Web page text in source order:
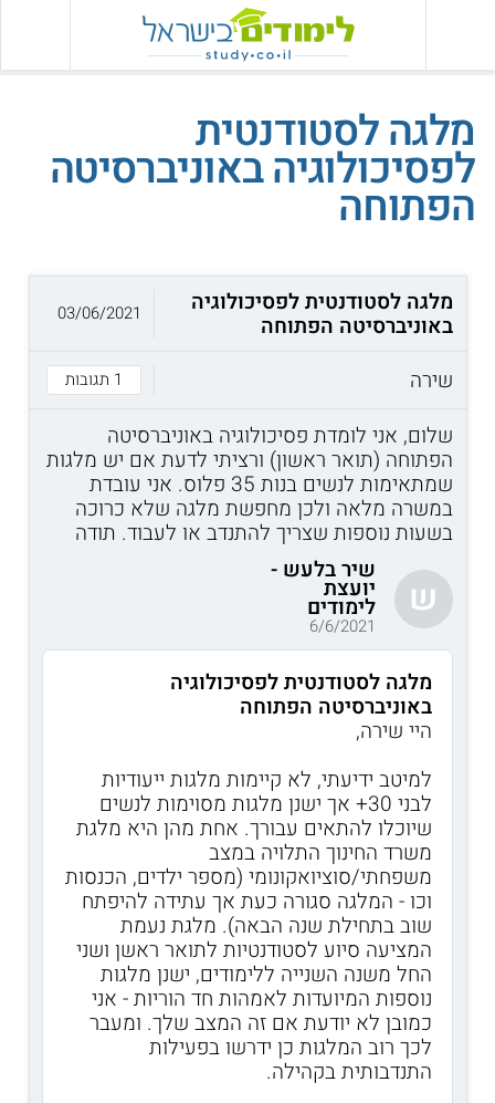
מלגה לסטודנטית
לפסיכולוגיה באוניברסיטה
הפתוחה
מלגה לסטודנטית לפסיכולוגיה
באוניברסיטה הפתוחה
שירה
1 תגובות
03/06/2021
שלום, אני לומדת פסיכולוגיה באוניברסיטה
הפתוחה (תואר ראשון) ורציתי לדעת אם יש מלגות
שמתאימות לנשים בנות 35 פלוס. אני עובדת
במשרה מלאה ולכן מחפשת מלגה שלא כרוכה
בשעות נוספות שצריך להתנדב או לעבוד. תודה
ש
שיר בלעש -
יועצת
לימודים
6/6/2021
מלגה לסטודנטית לפסיכולוגיה
באוניברסיטה הפתוחה
היי שירה,
למיטב ידיעתי, לא קיימות מלגות ייעודיות
לבני 30+ אך ישנן מלגות מסוימות לנשים
שיוכלו להתאים עבורך. אחת מהן היא מלגת
משרד החינוך התלויה במצב
משפחתי/סוציואקונומי (מספר ילדים, הכנסות
וכו - המלגה סגורה כעת אך עתידה להיפתח
שוב בתחילת שנה הבאה). מלגת נעמת
המציעה סיוע לסטודנטיות לתואר ראשן ושני
החל משנה השנייה ללימודים, ישנן מלגות
נוספות המיועדות לאמהות חד הוריות - אני
כמובן לא יודעת אם זה המצב שלך. ומעבר
לכך רוב המלגות כן ידרשו בפעילות
התנדבותית בקהילה.